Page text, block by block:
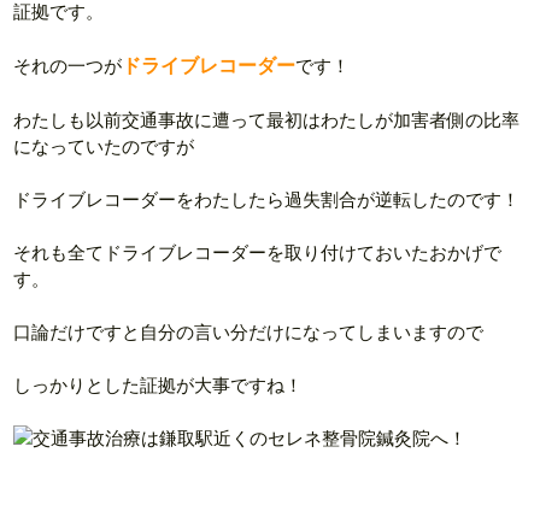
証拠です。
それの一つが ドライブレコーダーです！
わたしも以前交通事故に遭って最初はわたしが加害者側の比率
になっていたのですが
ドライブレコーダーをわたしたら過失割合が逆転したのです！
それも全てドライブレコーダーを取り付けておいたおかげで
す。
口論だけですと自分の言い分だけになってしまいますので
しっかりとした証拠が大事ですね！